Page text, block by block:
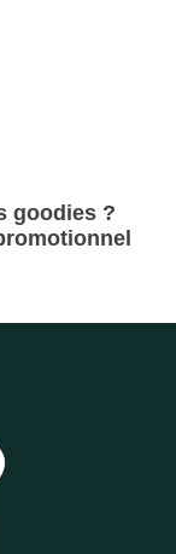
goodies ?